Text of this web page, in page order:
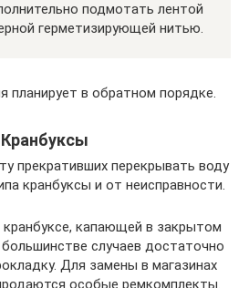
подмотать лентой
герметизирующей нитью.
планирует в обратном порядке.
Кранбуксы
прекративших перекрывать воду
кранбуксы и от неисправности.
капающей в закрытом
случаев достаточно
Для замены в магазинах
особые ремкомплекты.